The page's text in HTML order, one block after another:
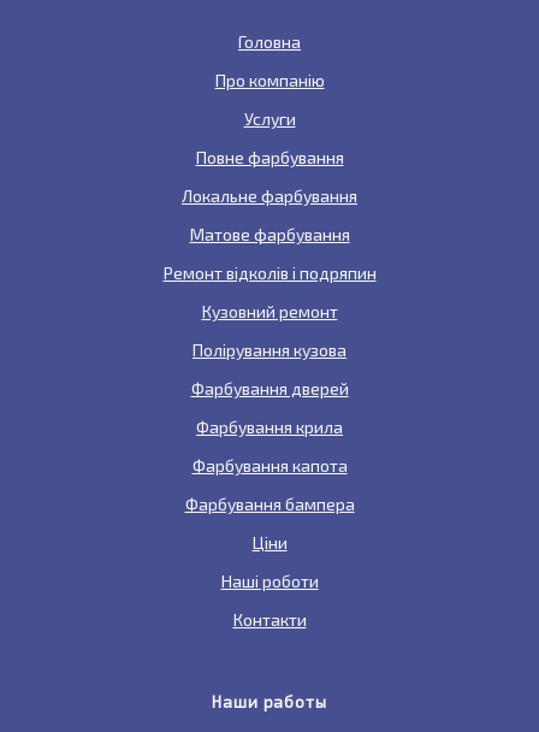
Головна
Про компанію
Услуги
Повне фарбування
Локальне фарбування
Матове фарбування
Ремонт відколів і подряпин
Кузовний ремонт
Полірування кузова
Фарбування дверей
Фарбування крила
Фарбування капота
Фарбування бампера
Ціни
Наші роботи
Контакти
Наши работы